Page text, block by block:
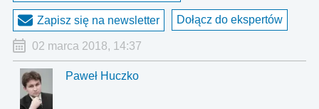
Zapisz się na newsletter Dołącz do ekspertów
02 marca 2018, 14:37
Paweł Huczko